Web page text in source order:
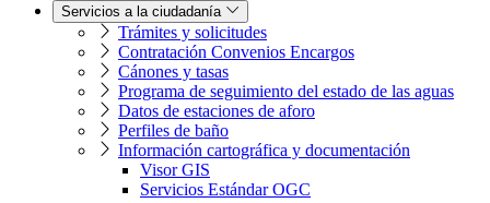
Servicios a la ciudadanía
Trámites y solicitudes
Contratación Convenios Encargos
Cánones y tasas
Programa de seguimiento del estado de las aguas
Datos de estaciones de aforo
Perfiles de baño
Información cartográfica y documentación
Visor GIS
Servicios Estándar OGC